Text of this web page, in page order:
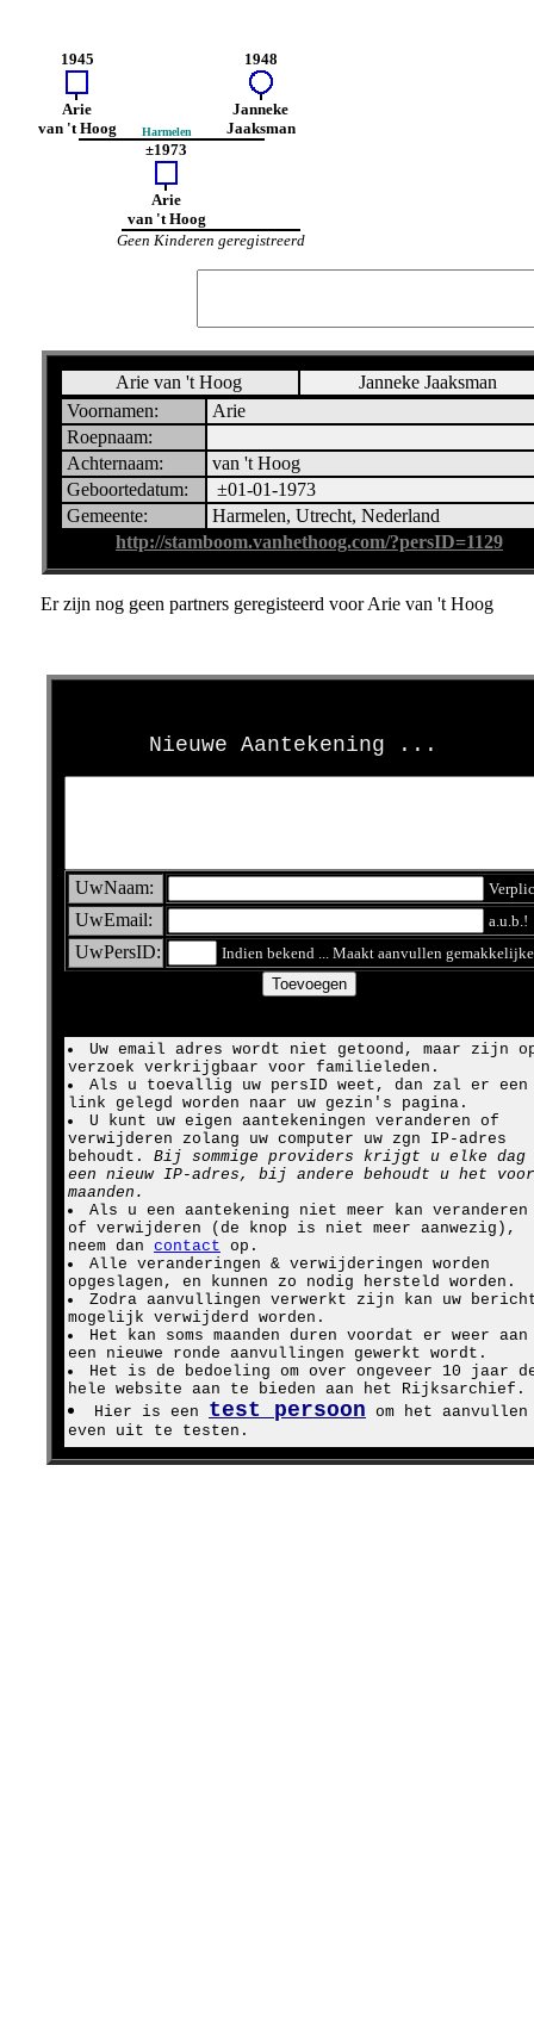
1945
Arie
van 't Hoog
Harmelen
1948
Janneke
Jaaksman
±1973
Arie
van 't Hoog
Geen Kinderen geregistreerd
Arie van 't Hoog
Janneke Jaaksman
Voornamen:
Arie
Roepnaam:
Achternaam:
van 't Hoog
Geboortedatum:
±01-01-1973
Gemeente:
Harmelen, Utrecht, Nederland
http://stamboom.vanhethoog.com/?persID=1129
Er zijn nog geen partners geregisteerd voor Arie van 't Hoog
Nieuwe Aantekening ...
UwNaam:
UwEmail: a.u.b.!
UwPersID: Indien bekend ... Maakt aanvullen
Uw email adres wordt niet getoond, maar zijn
verzoek verkrijgbaar voor familieleden.
Als u toevallig uw persID weet, dan zal er een
link gelegd worden naar uw gezin's pagina.
U kunt uw eigen aantekeningen veranderen of
verwijderen zolang uw computer uw zgn IP-adres
behoudt. Bij sommige providers krijgt u elke dag
een nieuw IP-adres, bij andere behoudt u het voor
maanden.
Als u een aantekening niet meer kan veranderen
of verwijderen (de knop is niet meer aanwezig),
neem dan contact op.
Alle veranderingen & verwijderingen worden
opgeslagen, en kunnen zo nodig hersteld worden.
Zodra aanvullingen verwerkt zijn kan uw
mogelijk verwijderd worden.
Het kan soms maanden duren voordat er weer aan
een nieuwe ronde aanvullingen gewerkt wordt.
Het is de bedoeling om over ongeveer 10 jaar
hele website aan te bieden aan het Rijksarchief.
Hier is een test persoon om het aanvullen
even uit te testen.